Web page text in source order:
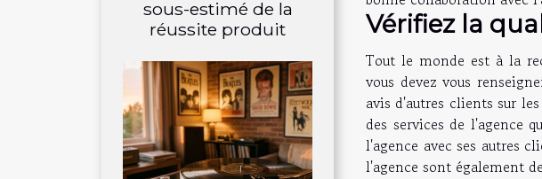
sous-estimé de la
réussite produit
Vérifiez la
Tout le monde est à la
vous devez vous
avis d'autres clients sur
des services de l'agence
l'agence avec ses autres
l'agence sont également